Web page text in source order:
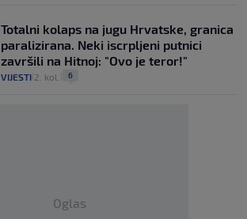
Totalni kolaps na jugu Hrvatske, granica
paralizirana. Neki iscrpljeni putnici
završili na Hitnoj: "Ovo je teror!"
VIJESTI 2. kol. 6
Oglas